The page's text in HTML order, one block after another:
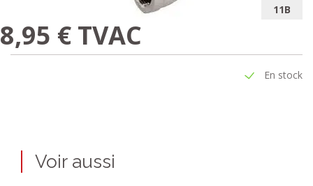
11B
8,95 € TVAC
En stock
Voir aussi